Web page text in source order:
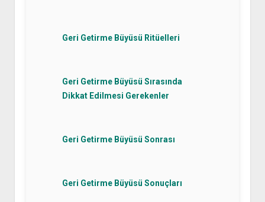
Geri Getirme Büyüsü Ritüelleri
Geri Getirme Büyüsü Sırasında
Dikkat Edilmesi Gerekenler
Geri Getirme Büyüsü Sonrası
Geri Getirme Büyüsü Sonuçları